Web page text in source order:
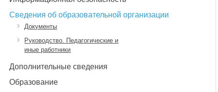
Сведения об образовательной организации
Документы
Руководство. Педагогические и
иные работники
Дополнительные сведения
Образование